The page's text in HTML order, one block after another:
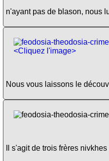
n'ayant pas de blason, nous
<Cliquez l'image>
Nous vous laissons le
Il s'agit de trois frères